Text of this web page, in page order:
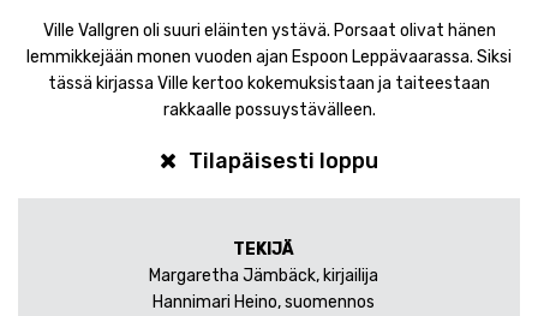
Ville Vallgren oli suuri eläinten ystävä. Porsaat olivat hänen
lemmikkejään monen vuoden ajan Espoon Leppävaarassa. Siksi
tässä kirjassa Ville kertoo kokemuksistaan ja taiteestaan
rakkaalle possuystävälleen.
Tilapäisesti loppu
TEKIJÄ
Margaretha Jämbäck, kirjailija
Hannimari Heino, suomennos